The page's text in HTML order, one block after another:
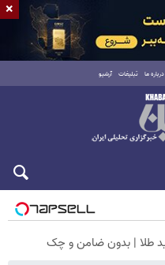
درباره ما تبلیغات آرشیو
×